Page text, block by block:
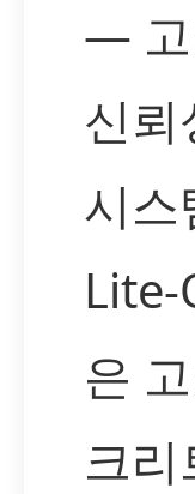
— 고
신뢰
시스
은
크